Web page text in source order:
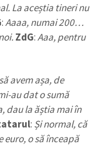
La aceștia tineri nu
:Aaaa, numai 200…
ZdG:Aaa, pentru
avem așa, de
au dat o sumă
dau la ăștia mai în
: Și normal, că
euro, o să înceapă